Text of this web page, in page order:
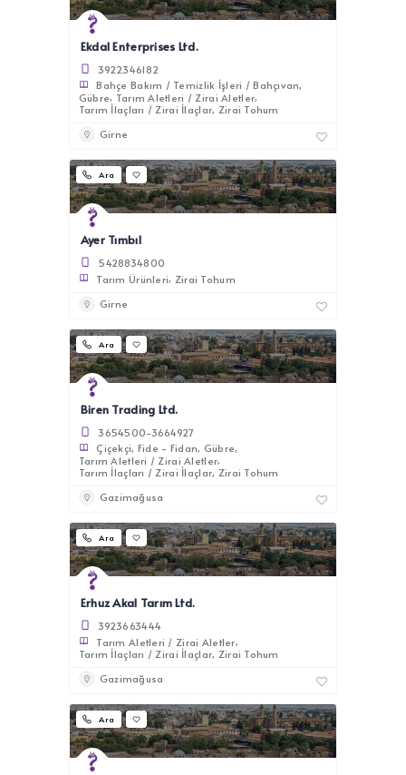
Ekdal Enterprises Ltd.
3922346182
Bahçe Bakım / Temizlik İşleri / Bahçıvan
Gübre Tarım Aletleri / Zirai Aletler
Tarım İlaçları / Zirai İlaçlar Zirai Tohum
Girne
Ara
Ayer Tımbıl
5428834800
Tarım Ürünleri Zirai Tohum
Girne
Ara
Biren Trading Ltd.
3654500-3664927
Çiçekçi Fide - Fidan Gübre
Tarım Aletleri / Zirai Aletler
Tarım İlaçları / Zirai İlaçlar Zirai Tohum
Gazimağusa
Ara
Erhuz Akal Tarım Ltd.
3923663444
Tarım Aletleri / Zirai Aletler
Tarım İlaçları / Zirai İlaçlar Zirai Tohum
Gazimağusa
Ara